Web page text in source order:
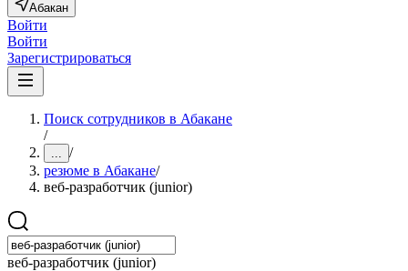
Абакан
Войти
Войти
Зарегистрироваться
Поиск сотрудников в Абакане
/
... /
резюме в Абакане/
веб-разработчик (junior)
веб-разработчик (junior)